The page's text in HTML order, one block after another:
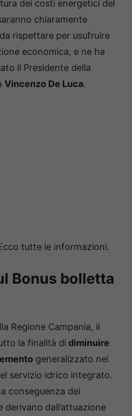
dei costi energetici del
chiaramente
da rispettare per usufruire
economica, e ne ha
il Presidente della
Vincenzo De Luca.
tutte le informazioni.
Bonus bolletta
Regione Campania, il
la finalità di diminuire
generalizzato nei
servizio idrico integrato.
conseguenza dei
derivano dall’attuazione